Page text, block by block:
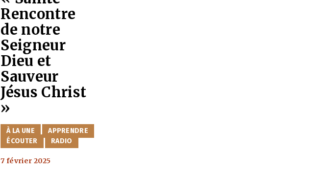
Rencontre
de notre
Seigneur
Dieu et
Sauveur
Jésus Christ
»
CATÉGORIES
À LA UNE
APPRENDRE
ÉCOUTER
RADIO
7 février 2025